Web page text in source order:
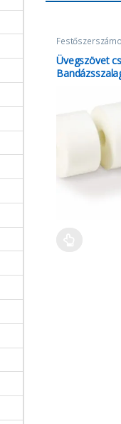
Üvegszövet